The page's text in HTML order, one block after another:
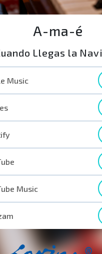
A-ma-é
Llegas la
Music
Music